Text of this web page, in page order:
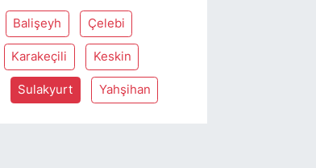
Balişeyh Çelebi
Karakeçili Keskin
Sulakyurt Yahşihan